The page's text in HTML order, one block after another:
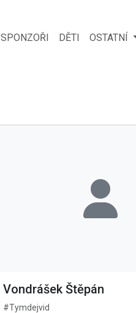
SPONZOŘI DĚTI OSTATNÍ
Vondrášek Štěpán
#Tymdejvid